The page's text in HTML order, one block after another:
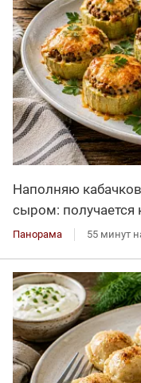
Наполняю
сыром: получается
Панорама 55 минут